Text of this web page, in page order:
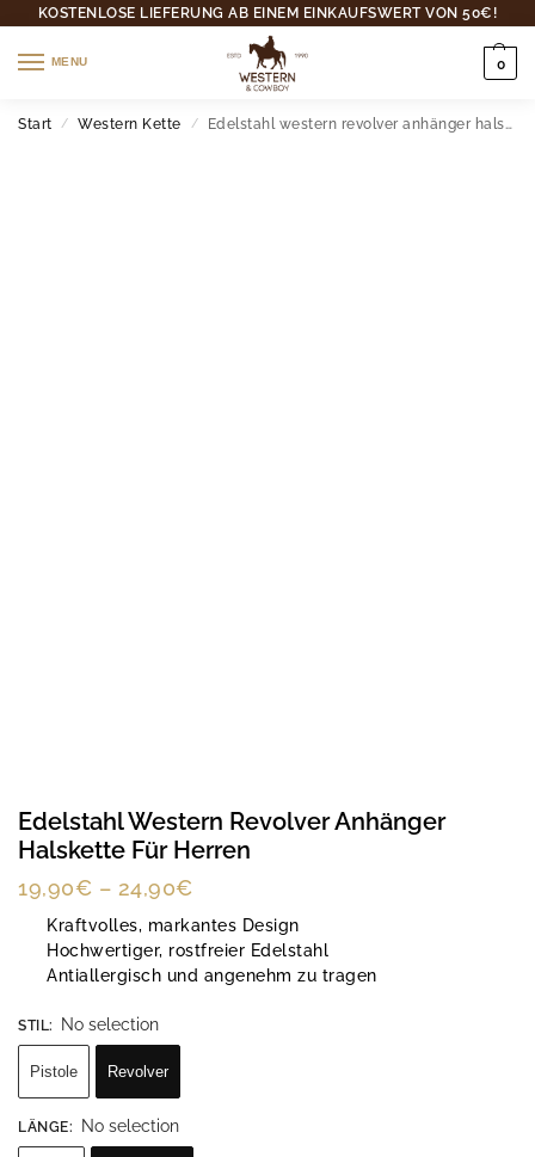
KOSTENLOSE LIEFERUNG AB EINEM EINKAUFSWERT VON 50€!
MENU 0
Start / Western Kette / Edelstahl western revolver anhänger halskette für herren
Edelstahl Western Revolver Anhänger
Halskette Für Herren
19,90€ – 24,90€
Kraftvolles, markantes Design
Hochwertiger, rostfreier Edelstahl
Antiallergisch und angenehm zu tragen
STIL: No selection
Pistole Revolver
LÄNGE: No selection